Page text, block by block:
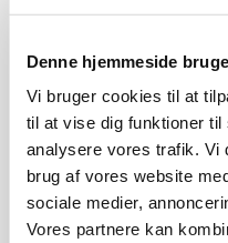
Denne hjemmeside
Vi bruger cookies til at
til at vise dig funktioner
analysere vores trafik. Vi
brug af vores website
sociale medier,
Vores partnere kan
Forserie til
ARRANGEMENT
Markvandring sætter